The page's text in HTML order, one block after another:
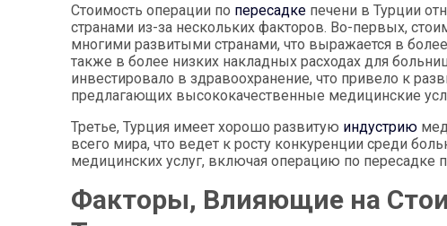
Стоимость операции по пересадке печени в Турции
странами из-за нескольких факторов. Во-первых,
многими развитыми странами, что выражается в
также в более низких накладных расходах для
инвестировало в здравоохранение, что привело к
предлагающих высококачественные медицинские
Третье, Турция имеет хорошо развитую индустрию
всего мира, что ведет к росту конкуренции среди
медицинских услуг, включая операцию по пересадке
Факторы, Влияющие на